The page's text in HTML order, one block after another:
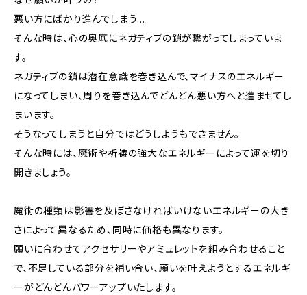
悪い方にばかり進んでしまう…
そんな時は、心の奥底にネガティブの鎖が繋がってしまっていま
す。
ネガティブの鎖は潜在意識を巻き込んで、マイナスのエネルギー
になってしまい、周りを巻き込んでどんどん悪い方へと進ませてし
まいます。
そうなってしまうと自分ではどうしようもできません。
そんな時には、魔術や祈祷の強大なエネルギーによって運を切り
開きましょう。
魔術の種類は影響を及ぼさなければいけないエネルギーの大き
さによって異なるため、同時に価格も異なります。
願いに合わせてアクセサリーやアミュレットを組み合わせること
で、不足している部分を補い合い、願いを叶えようとするエネルギ
ーがどんどんパワーアップいたします。